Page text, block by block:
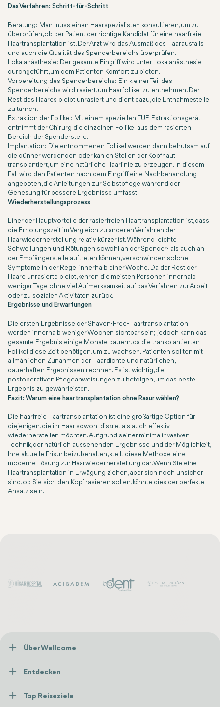
Das Verfahren: Schritt-für-Schritt
Beratung: Man muss einen Haarspezialisten konsultieren, um zu
überprüfen, ob der Patient der richtige Kandidat für eine haarfreie
Haartransplantation ist. Der Arzt wird das Ausmaß des Haarausfalls
und auch die Qualität des Spenderbereichs überprüfen.
Lokalanästhesie: Der gesamte Eingriff wird unter Lokalanästhesie
durchgeführt, um dem Patienten Komfort zu bieten.
Vorbereitung des Spenderbereichs: Ein kleiner Teil des
Spenderbereichs wird rasiert, um Haarfollikel zu entnehmen. Der
Rest des Haares bleibt unrasiert und dient dazu, die Entnahmestelle
zu tarnen.
Extraktion der Follikel: Mit einem speziellen FUE-Extraktionsgerät
entnimmt der Chirurg die einzelnen Follikel aus dem rasierten
Bereich der Spenderstelle.
Implantation: Die entnommenen Follikel werden dann behutsam auf
die dünner werdenden oder kahlen Stellen der Kopfhaut
transplantiert, um eine natürliche Haarlinie zu erzeugen. In diesem
Fall wird den Patienten nach dem Eingriff eine Nachbehandlung
angeboten, die Anleitungen zur Selbstpflege während der
Genesung für bessere Ergebnisse umfasst.
Wiederherstellungsprozess
Einer der Hauptvorteile der rasierfreien Haartransplantation ist, dass
die Erholungszeit im Vergleich zu anderen Verfahren der
Haarwiederherstellung relativ kürzer ist. Während leichte
Schwellungen und Rötungen sowohl an der Spender- als auch an
der Empfängerstelle auftreten können, verschwinden solche
Symptome in der Regel innerhalb einer Woche. Da der Rest der
Haare unrasierte bleibt, kehren die meisten Personen innerhalb
weniger Tage ohne viel Aufmerksamkeit auf das Verfahren zur Arbeit
oder zu sozialen Aktivitäten zurück.
Ergebnisse und Erwartungen
Die ersten Ergebnisse der Shaven-Free-Haartransplantation
werden innerhalb weniger Wochen sichtbar sein; jedoch kann das
gesamte Ergebnis einige Monate dauern, da die transplantierten
Follikel diese Zeit benötigen, um zu wachsen. Patienten sollten mit
allmählichen Zunahmen der Haardichte und natürlichen,
dauerhaften Ergebnissen rechnen. Es ist wichtig, die
postoperativen Pflegeanweisungen zu befolgen, um das beste
Ergebnis zu gewährleisten.
Fazit: Warum eine haartransplantation ohne Rasur wählen?
Die haarfreie Haartransplantation ist eine großartige Option für
diejenigen, die ihr Haar sowohl diskret als auch effektiv
wiederherstellen möchten. Aufgrund seiner minimalinvasiven
Technik, der natürlich aussehenden Ergebnisse und der Möglichkeit,
Ihre aktuelle Frisur beizubehalten, stellt diese Methode eine
moderne Lösung zur Haarwiederherstellung dar. Wenn Sie eine
Haartransplantation in Erwägung ziehen, aber sich noch unsicher
sind, ob Sie sich den Kopf rasieren sollen, könnte dies der perfekte
Ansatz sein.
Über Wellcome
Presse
Entdecken
Wellness
Top Reiseziele
Alle anzeigen